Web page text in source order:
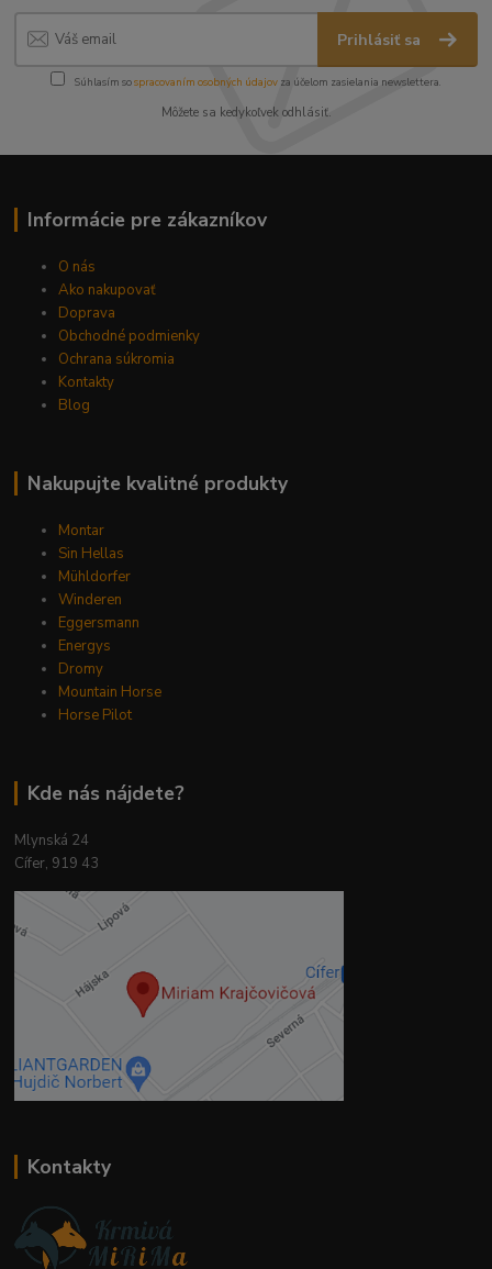
Prihlásiť sa
Súhlasím sospracovaním osobných údajov za účelom zasielania newslettera.
Môžete sa kedykoľvek odhlásiť.
Informácie pre zákazníkov
O nás
Ako nakupovať
Doprava
Obchodné podmienky
Ochrana súkromia
Kontakty
Blog
Nakupujte kvalitné produkty
Montar
Sin Hellas
Mühldorfer
Winderen
Eggersmann
Energys
Dromy
Mountain Horse
Horse Pilot
Kde nás nájdete?
Mlynská 24
Cífer, 919 43
Kontakty